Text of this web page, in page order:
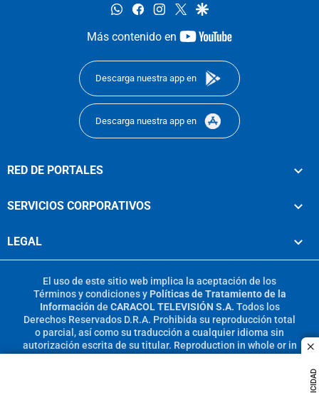
whatsappfacebookinstagram
twittergoogle
Más contenido en
youtube-
Descarga nuestra app en
Descarga nuestra app en
RED DE PORTALES
SERVICIOS CORPORATIVOS
LEGAL
El uso de este sitio web implica la aceptación de los
Términos y condicionesy Políticas de Tratamiento de la
Información de CARACOL TELEVISIÓN S.A. Todos los
Derechos Reservados D.R.A. Prohibida su reproducción total
o parcial, así como su traducción a cualquier idioma sin
autorización escrita de su titular. Reproduction in whole or in